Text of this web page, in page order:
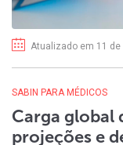
Atualizado em 11 de
SABIN PARA MÉDICOS
Carga global
projeções e